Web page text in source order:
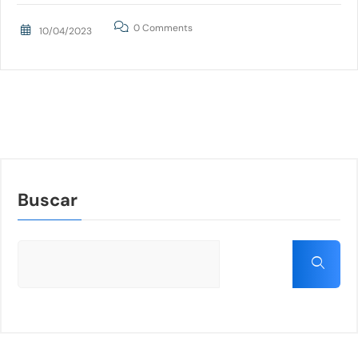
10/04/2023 0 Comments
Buscar